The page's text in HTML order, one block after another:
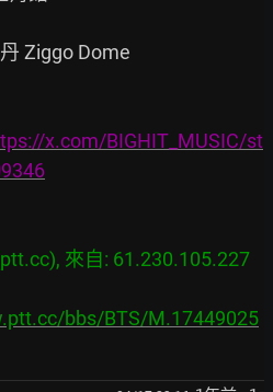
Ziggo Dome
x.com/BIGHIT_MUSIC/st
來自: 61.230.105.227
bbs/BTS/M.17449025